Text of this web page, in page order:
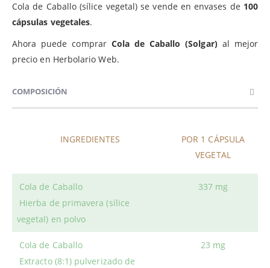
Cola de Caballo (sílice vegetal) se vende en envases de 100
cápsulas vegetales.
Ahora puede comprar Cola de Caballo (Solgar)al mejor
precio en Herbolario Web.
COMPOSICIÓN
INGREDIENTES
POR 1 CÁPSULA
VEGETAL
Cola de Caballo
Hierba de primavera (sílice
vegetal) en polvo
337 mg
Cola de Caballo
Extracto (8:1) pulverizado de
23 mg